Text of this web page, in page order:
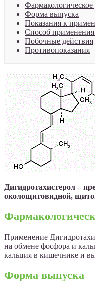
Фармакологическое
Форма выпуска
Показания к
Способ
Побочные действия
Противопоказания
Дигидротахистерол –
околощитовидной,
Применение
на обмене фосфора и
кальция в кишечнике и
Форма выпуска